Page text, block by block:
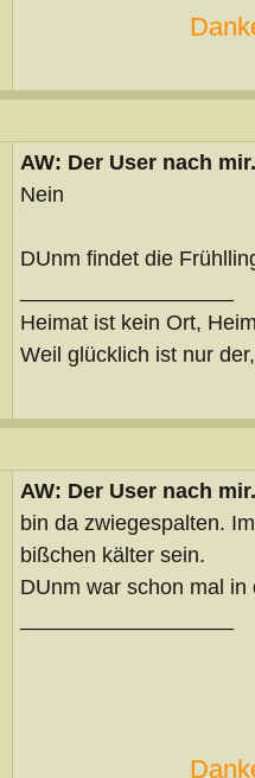
AW: Der User nach
Nein
DUnm findet die
Heimat ist kein Ort,
Weil glücklich ist nur
AW: Der User nach
bin da zwiegespalten.
bißchen kälter sein.
DUnm war schon mal